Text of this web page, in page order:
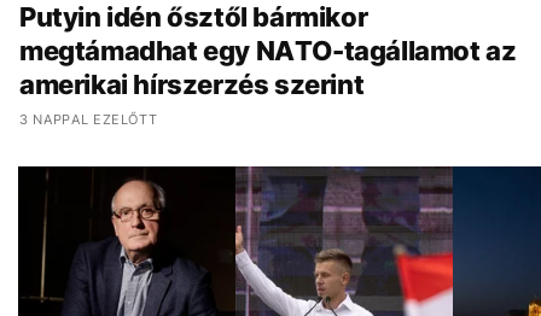
Putyin idén ősztől bármikor
megtámadhat egy NATO-tagállamot az
amerikai hírszerzés szerint
3 NAPPAL EZELŐTT